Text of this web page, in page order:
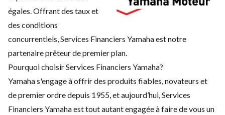
égales. Offrant des taux et
des conditions
concurrentiels, Services Financiers Yamaha est notre
partenaire prêteur de premier plan.
Pourquoi choisir Services Financiers Yamaha?
Yamaha s'engage à offrir des produits fiables, novateurs et
de premier ordre depuis 1955, et aujourd’hui, Services
Financiers Yamaha est tout autant engagée à faire de vous un